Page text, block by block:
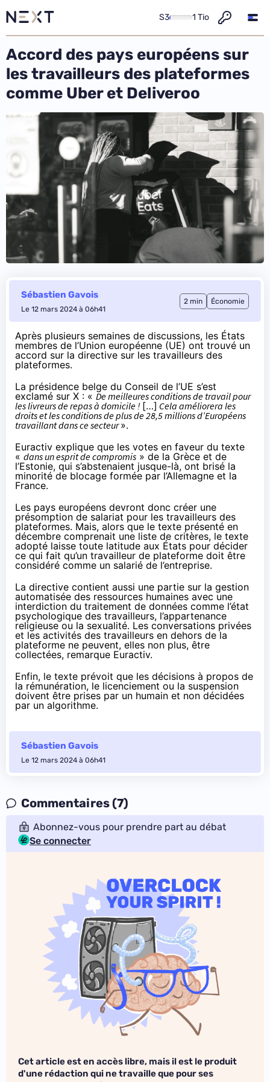
S3 1 Tio
Accord des pays européens sur
les travailleurs des plateformes
comme Uber et Deliveroo
Sébastien Gavois
Le 12 mars 2024 à 06h41
2 min Économie
Après plusieurs semaines de discussions, les États
membres de l’Union européenne (UE) ont trouvé un
accord sur la directive sur les travailleurs des
plateformes.
La présidence belge du Conseil de l’UE s’est
exclamé sur X : « De meilleures conditions de travail pour
les livreurs de repas à domicile ! […] Cela améliorera les
droits et les conditions de plus de 28,5 millions d’Européens
travaillant dans ce secteur».
Euractiv explique que les votes en faveur du texte
« dans un esprit de compromis » de la Grèce et de
l’Estonie, qui s’abstenaient jusque-là, ont brisé la
minorité de blocage formée par l’Allemagne et la
France.
Les pays européens devront donc créer une
présomption de salariat pour les travailleurs des
plateformes. Mais, alors que le texte présenté en
décembre comprenait une liste de critères, le texte
adopté laisse toute latitude aux États pour décider
ce qui fait qu’un travailleur de plateforme doit être
considéré comme un salarié de l’entreprise.
La directive contient aussi une partie sur la gestion
automatisée des ressources humaines avec une
interdiction du traitement de données comme l’état
psychologique des travailleurs, l’appartenance
religieuse ou la sexualité. Les conversations privées
et les activités des travailleurs en dehors de la
plateforme ne peuvent, elles non plus, être
collectées, remarque Euractiv.
Enfin, le texte prévoit que les décisions à propos de
la rémunération, le licenciement ou la suspension
doivent être prises par un humain et non décidées
par un algorithme.
Sébastien Gavois
Le 12 mars 2024 à 06h41
Commentaires (7)
Abonnez-vous pour prendre part au débat
Se connecter
Cet article est en accès libre, mais il est le produit
d'une rédaction qui ne travaille que pour ses